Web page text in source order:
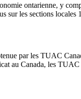
ontarienne, y
sur les sections
par les TUAC
au Canada, les